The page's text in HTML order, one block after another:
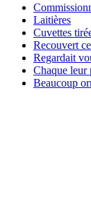
Laitières
Cuvettes
Recouvert
Regardait
Chaque leur
Beaucoup